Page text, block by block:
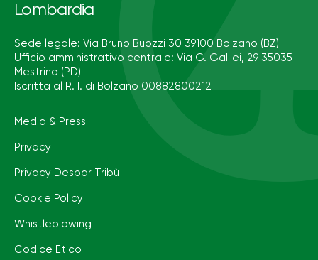
Lombardia
Sede legale: Via Bruno Buozzi 30 39100 Bolzano (BZ)
Ufficio amministrativo centrale: Via G. Galilei, 29 35035
Mestrino (PD)
Iscritta al R. I. di Bolzano 00882800212
Media & Press
Privacy
Privacy Despar Tribù
Cookie Policy
Whistleblowing
Codice Etico